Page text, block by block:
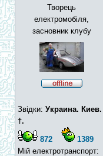
Творець
електромобіля,
засновник клубу
Звідки: Украина. Киев.
†.
872
1389
Мій електротранспорт: